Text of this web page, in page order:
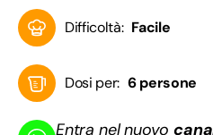
Difficoltà: Facile
Dosi per: 6 persone
Entra nel nuovo